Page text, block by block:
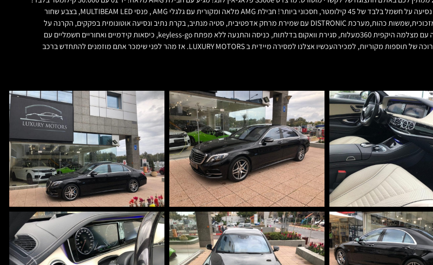
מגיע עם כל תוספת אפשרית, מנוע בנזין משולב חשמל, 447 כח סוס עם טווח נסיעה על חשמל בלבד של 45 קילומטר, חסכוני ביותר! חבילת AMG מלאה ומקורית עם גלגלי AMG , פנסי MULTIBEAM LED, בצבע שחור
מיטלי עם פנים עור נאפה בצבע פורצלן (לבן) רצפה שחורה, גג פנורמי כפול מזכוכית,שמשות כהות,מערכת DISTRONIC עם שמירת מרחק אדפטיבית, סטיה מנתיב, בקרת נתיב ונסיעה אוטונומית בפקקים, הקרנה על
השמשה הקדמית של מהרות, תמרורים וניווט Head Up Display, חבילת חניה עם מצלמה היקפית 360מעלות, סגירת וואקום בדלתות, כניסה והתנעה ללא מפתח keyless-go, כיסאות קידמיים ואחוריים חשמליים עם
זכרונות\חימום\אוורור ומסג', מערכת שמע של BURMESTER, ועוד רשימה ארוכה של תוספות מקוריות, למכירהעכשיו אצלנו למסירה מיידית ב LUXURY MOTORS. אז מהר לפני שימכר אתם מוזמנים להתחדש ברכב